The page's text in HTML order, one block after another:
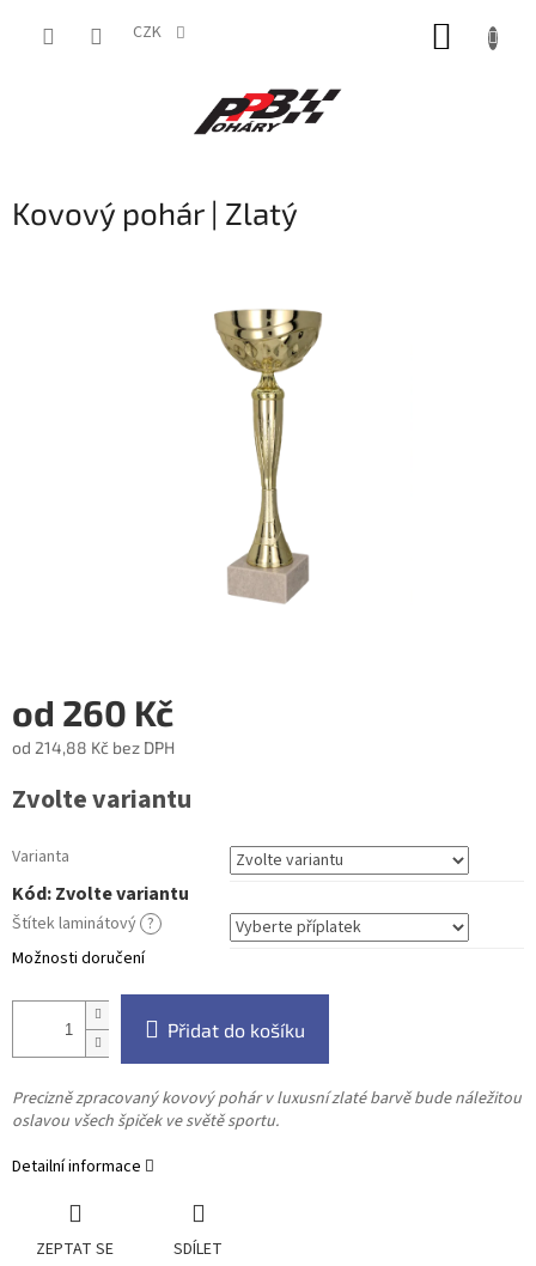
CZK
Kovový pohár | Zlatý
od 260 Kč
od 214,88 Kč bez DPH
cena:
Zvolte variantu
Varianta
Kód:Zvolte variantu
Štítek laminátový ?
Možnosti doručení
Přidat do košíku
Precizně zpracovaný kovový pohár v luxusní zlaté barvě bude náležitou
oslavou všech špiček ve světě sportu.
Detailní informace
ZEPTAT SE SDÍLET